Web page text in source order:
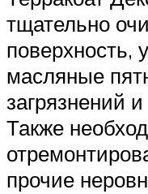
тщательно
поверхность,
масляные
загрязнений
Также
прочие